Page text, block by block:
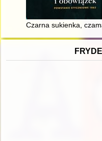
Czarna sukienka,